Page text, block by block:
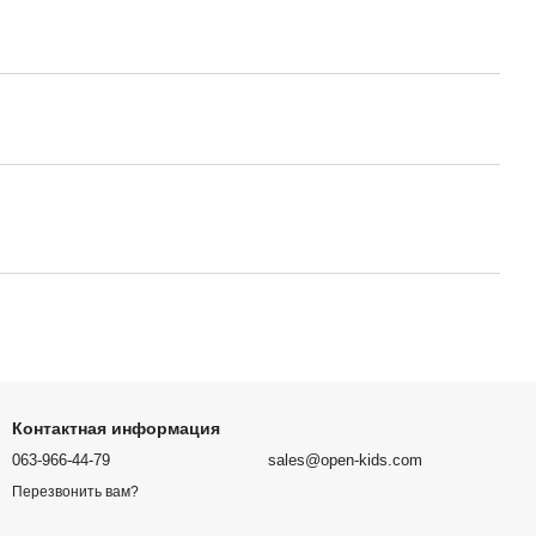
Контактная информация
063-966-44-79
Перезвонить вам?
sales@open-kids.com